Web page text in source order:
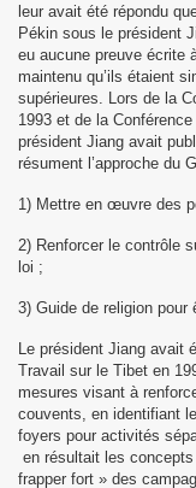
leur avait été répondu
Pékin sous le président
eu aucune preuve écrite
maintenu qu’ils étaient
supérieures. Lors de la
1993 et de la
président Jiang avait
résument l’approche du
1) Mettre en œuvre des
2) Renforcer le contrôle
loi ;
3) Guide de religion pour
Le président Jiang avait
Travail sur le Tibet en
mesures visant à
couvents, en identifiant
foyers pour activités
en résultait les
frapper fort » des